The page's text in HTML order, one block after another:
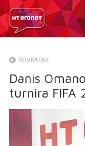
O NAMA
NATJEČAJI
POVRATAK
Danis
turnira FIFA